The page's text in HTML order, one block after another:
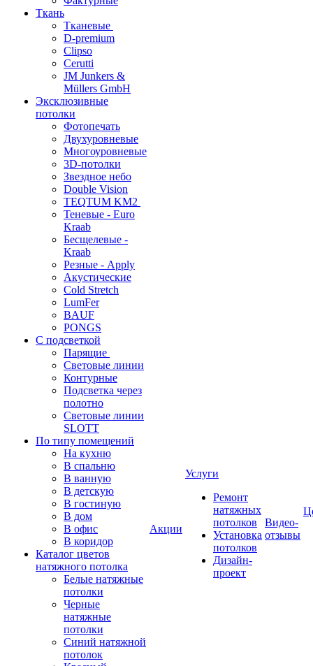
Ткань
Тканевые
D-premium
Clipso
Cerutti
JM Junkers &
Müllers GmbH
Эксклюзивные
потолки
Фотопечать
Двухуровневые
Многоуровневые
3D-потолки
Звездное небо
Double Vision
TEQTUM KM2
Теневые - Euro
Kraab
Бесщелевые -
Kraab
Резные - Apply
Акустические
Cold Stretch
LumFer
BAUF
PONGS
С подсветкой
Парящие
Световые линии
Контурные
Подсветка через
полотно
Световые линии
SLOTT
По типу помещений
На кухню
В спальню
В ванную
В детскую
В гостиную
В дом
В офис
В коридор
Каталог цветов
натяжного потолка
Белые натяжные
потолки
Черные
натяжные
потолки
Синий натяжной
потолок
Акции
Услуги
Ремонт
натяжных
потолков
Установка
потолков
Дизайн-
проект
Видео-
отзывы